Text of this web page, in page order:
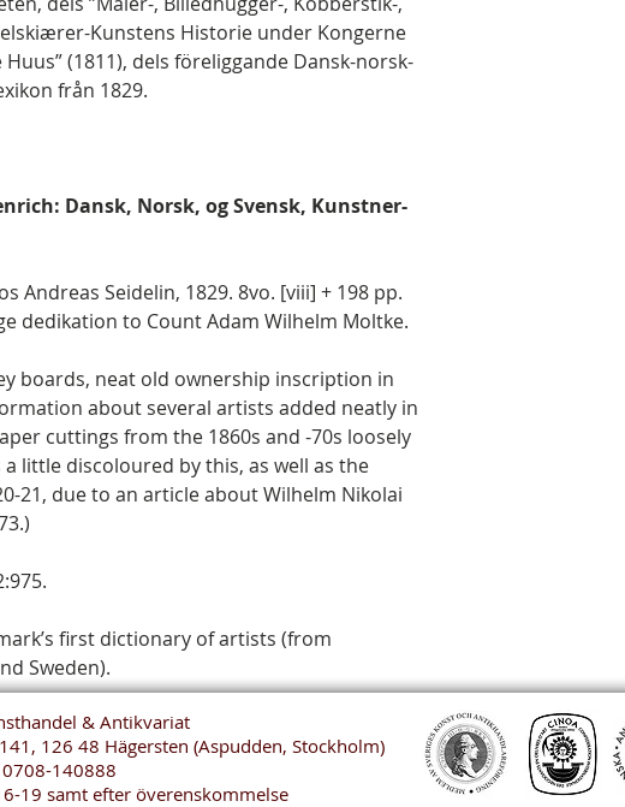
Kunstens Historie under Kongerne
(1811), dels föreliggande Dansk-norsk-
från 1829.
Dansk, Norsk, og Svensk, Kunstner-
Andreas Seidelin, 1829. 8vo. [viii] + 198 pp.
dedikation to Count Adam Wilhelm Moltke.
boards, neat old ownership inscription in
about several artists added neatly in
cuttings from the 1860s and -70s loosely
a little discoloured by this, as well as the
21, due to an article about Wilhelm Nikolai
first dictionary of artists (from
Sweden).
& Antikvariat
126 48 Hägersten (Aspudden, Stockholm)
0708-140888
19 samt efter överenskommelse